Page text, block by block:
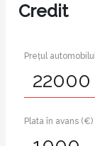
Credit
Prețul
Plata în avans (€)